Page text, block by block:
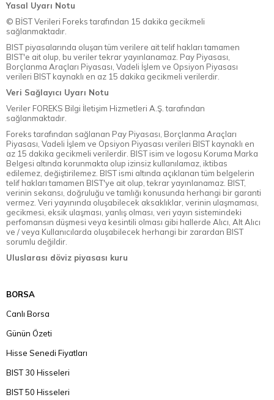
Yasal Uyarı Notu
© BİST Verileri Foreks tarafından 15 dakika gecikmeli
sağlanmaktadır.
BIST piyasalarında oluşan tüm verilere ait telif hakları tamamen
BIST'e ait olup, bu veriler tekrar yayınlanamaz. Pay Piyasası,
Borçlanma Araçları Piyasası, Vadeli İşlem ve Opsiyon Piyasası
verileri BIST kaynaklı en az 15 dakika gecikmeli verilerdir.
Veri Sağlayıcı Uyarı Notu
Veriler FOREKS Bilgi İletişim Hizmetleri A.Ş. tarafından
sağlanmaktadır.
Foreks tarafından sağlanan Pay Piyasası, Borçlanma Araçları
Piyasası, Vadeli İşlem ve Opsiyon Piyasası verileri BIST kaynaklı en
az 15 dakika gecikmeli verilerdir. BIST isim ve logosu Koruma Marka
Belgesi altında korunmakta olup izinsiz kullanılamaz, iktibas
edilemez, değiştirilemez. BIST ismi altında açıklanan tüm belgelerin
telif hakları tamamen BIST'ye ait olup, tekrar yayınlanamaz. BIST,
verinin sekansı, doğruluğu ve tamlığı konusunda herhangi bir garanti
vermez. Veri yayınında oluşabilecek aksaklıklar, verinin ulaşmaması,
gecikmesi, eksik ulaşması, yanlış olması, veri yayın sistemindeki
perfomansın düşmesi veya kesintili olması gibi hallerde Alıcı, Alt Alıcı
ve / veya Kullanıcılarda oluşabilecek herhangi bir zarardan BIST
sorumlu değildir.
Uluslarası döviz piyasası kuru
BORSA
Canlı Borsa
Günün Özeti
Hisse Senedi Fiyatları
BIST 30 Hisseleri
BIST 50 Hisseleri